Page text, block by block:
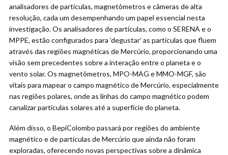
analisadores de partículas, magnetômetros e câmeras de alta
resolução, cada um desempenhando um papel essencial nesta
investigação. Os analisadores de partículas, como o SERENA e o
MPPE, estão configurados para ‘degustar’ as partículas que fluem
através das regiões magnéticas de Mercúrio, proporcionando uma
visão sem precedentes sobre a interação entre o planeta e o
vento solar. Os magnetômetros, MPO-MAG e MMO-MGF, são
vitais para mapear o campo magnético de Mercúrio, especialmente
nas regiões polares, onde as linhas do campo magnético podem
canalizar partículas solares até a superfície do planeta.
Além disso, o BepiColombo passará por regiões do ambiente
magnético e de partículas de Mercúrio que ainda não foram
exploradas, oferecendo novas perspectivas sobre a dinâmica